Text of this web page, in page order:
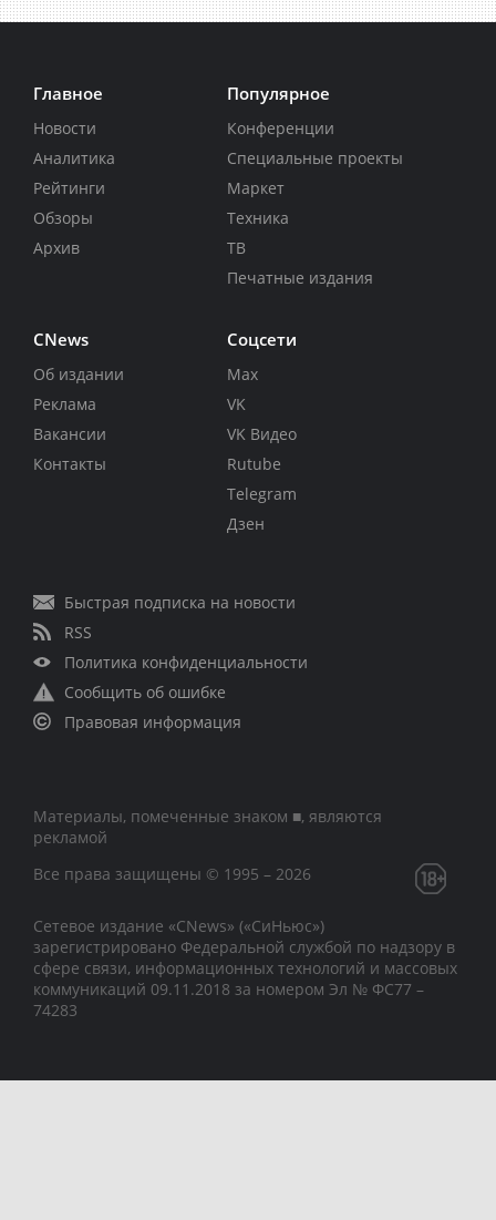
Главное
Новости
Аналитика
Рейтинги
Обзоры
Архив
Популярное
Конференции
Специальные проекты
Маркет
Техника
ТВ
Печатные издания
CNews
Об издании
Реклама
Вакансии
Контакты
Соцсети
Max
VK
VK Видео
Rutube
Telegram
Дзен
Быстрая подписка на новости
RSS
Политика конфиденциальности
Сообщить об ошибке
Правовая информация
Материалы, помеченные знаком ■, являются
рекламой
Все права защищены © 1995 – 2026
Сетевое издание «CNews» («СиНьюс»)
зарегистрировано Федеральной службой по надзору в
сфере связи, информационных технологий и массовых
коммуникаций 09.11.2018 за номером Эл № ФС77 –
74283